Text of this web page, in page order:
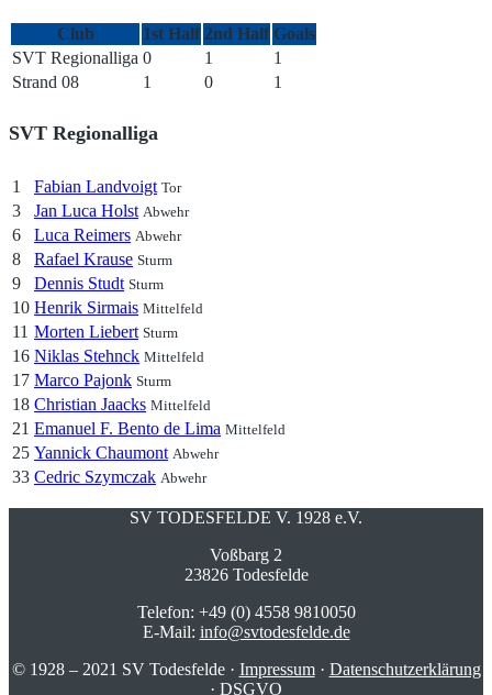
Club 1st Half 2nd Half Goals
SVT Regionalliga 0 1
1
Strand 08
1 0 1
SVT Regionalliga
1 Fabian Landvoigt Tor
3 Jan Luca Holst Abwehr
6 Luca Reimers Abwehr
8 Rafael Krause Sturm
9 Dennis Studt Sturm
10 Henrik Sirmais Mittelfeld
11 Morten Liebert Sturm
16 Niklas Stehnck Mittelfeld
17 Marco Pajonk Sturm
18 Christian Jaacks Mittelfeld
21 Emanuel F. Bento de Lima Mittelfeld
25 Yannick Chaumont Abwehr
33 Cedric Szymczak Abwehr
SV TODESFELDE V. 1928 e.V.
Voßbarg 2
23826 Todesfelde
Telefon: +49 (0) 4558 9810050
E-Mail: info@svtodesfelde.de
© 1928 – 2021 SV Todesfelde · Impressum· Datenschutzerklärung
· DSGVO